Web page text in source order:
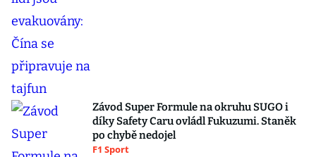
Závod Super Formule na okruhu SUGO i
díky Safety Caru ovládl Fukuzumi. Staněk
po chybě nedojel
F1 Sport